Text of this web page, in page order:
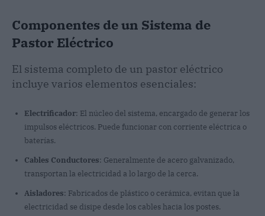
Componentes de un Sistema de
Pastor Eléctrico
El sistema completo de un pastor eléctrico
incluye varios elementos esenciales:
Electrificador: El núcleo del sistema, encargado de generar los
impulsos eléctricos. Puede funcionar con corriente eléctrica o
baterías.
Cables Conductores: Generalmente de acero galvanizado,
transportan la electricidad a lo largo de la cerca.
Aisladores: Fabricados de plástico o cerámica, evitan que la
electricidad se disipe desde los cables hacia los postes.